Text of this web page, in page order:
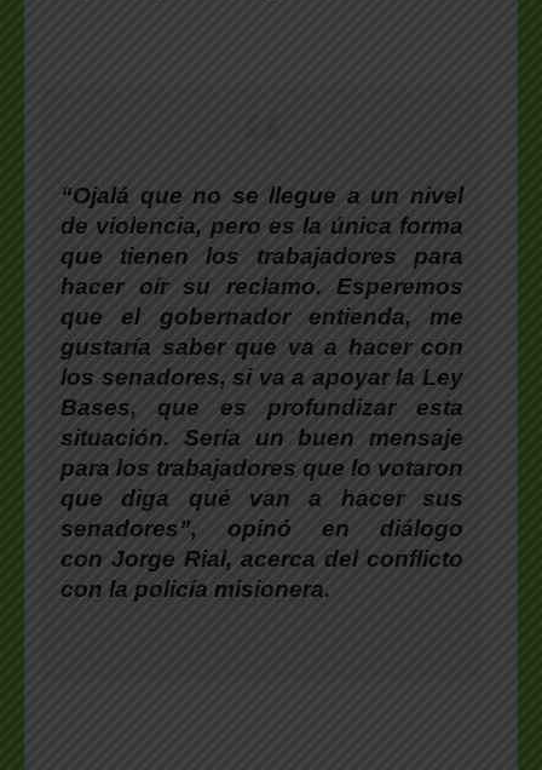
“Ojalá que no se llegue a un nivel
de violencia, pero es la única forma
que tienen los trabajadores para
hacer oír su reclamo. Esperemos
que el gobernador entienda, me
gustaría saber que va a hacer con
los senadores, si va a apoyar la Ley
Bases, que es profundizar esta
situación. Sería un buen mensaje
para los trabajadores que lo votaron
que diga qué van a hacer sus
senadores”, opinó en diálogo
con Jorge Rial, acerca del conflicto
con la policía misionera.